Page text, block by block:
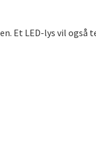
Et LED-lys vil også